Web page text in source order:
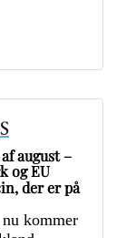
august –
og EU
der er på